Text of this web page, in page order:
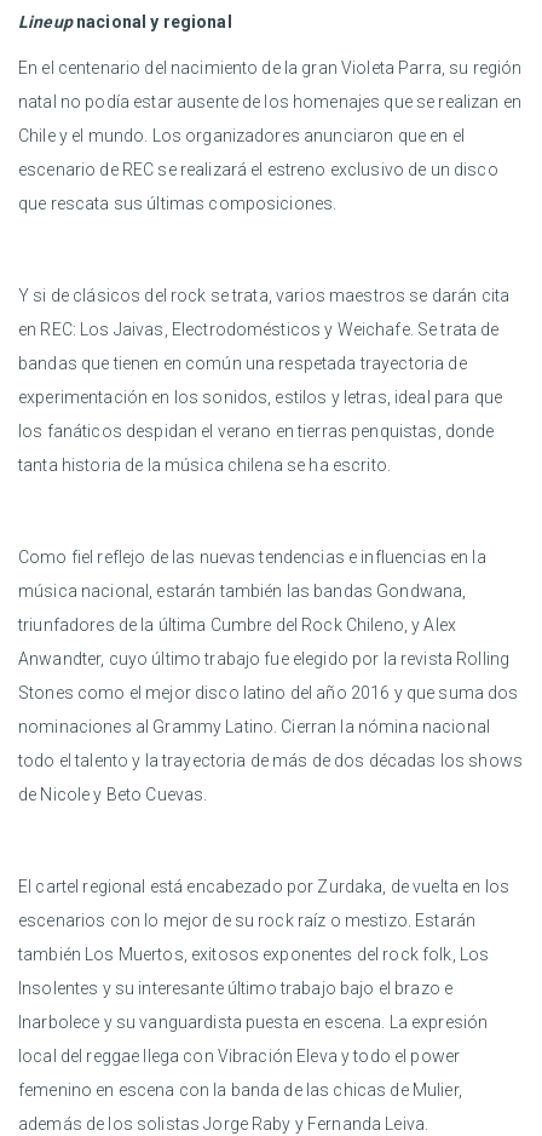
Lineupnacional y regional
En el centenario del nacimiento de la gran Violeta Parra, su región
natal no podía estar ausente de los homenajes que se realizan en
Chile y el mundo. Los organizadores anunciaron que en el
escenario de REC se realizará el estreno exclusivo de un disco
que rescata sus últimas composiciones.
Y si de clásicos del rock se trata, varios maestros se darán cita
en REC: Los Jaivas, Electrodomésticos y Weichafe. Se trata de
bandas que tienen en común una respetada trayectoria de
experimentación en los sonidos, estilos y letras, ideal para que
los fanáticos despidan el verano en tierras penquistas, donde
tanta historia de la música chilena se ha escrito.
Como fiel reflejo de las nuevas tendencias e influencias en la
música nacional, estarán también las bandas Gondwana,
triunfadores de la última Cumbre del Rock Chileno, y Alex
Anwandter, cuyo último trabajo fue elegido por la revista Rolling
Stones como el mejor disco latino del año 2016 y que suma dos
nominaciones al Grammy Latino. Cierran la nómina nacional
todo el talento y la trayectoria de más de dos décadas los shows
de Nicole y Beto Cuevas.
El cartel regional está encabezado por Zurdaka, de vuelta en los
escenarios con lo mejor de su rock raíz o mestizo. Estarán
también Los Muertos, exitosos exponentes del rock folk, Los
Insolentes y su interesante último trabajo bajo el brazo e
Inarbolece y su vanguardista puesta en escena. La expresión
local del reggae llega con Vibración Eleva y todo el power
femenino en escena con la banda de las chicas de Mulier,
además de los solistas Jorge Raby y Fernanda Leiva.